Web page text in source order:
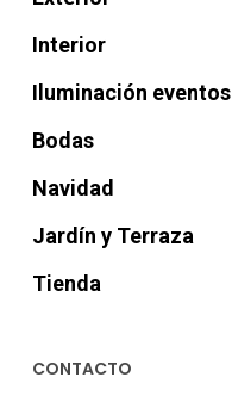
Interior
Iluminación eventos
Bodas
Navidad
Jardín y Terraza
Tienda
CONTACTO